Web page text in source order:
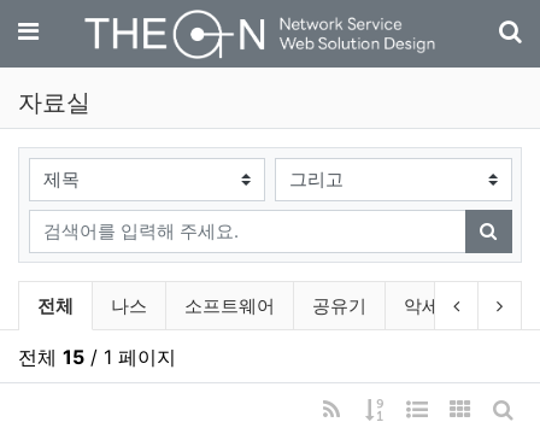
메뉴
자료실
검색대상
검색어
검색
자료실 분류 목록
전체 나스 소프트웨어 공유기 악세사리이전 분류
다
전체 15 / 1 페이지
RSS
게시물 정렬